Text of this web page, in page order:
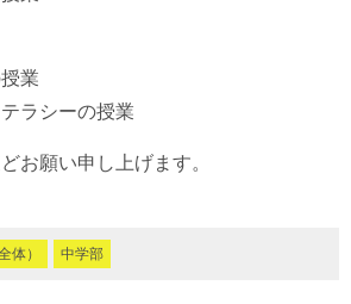
業
ラシーの授業
お願い申し上げます。
体） 中学部